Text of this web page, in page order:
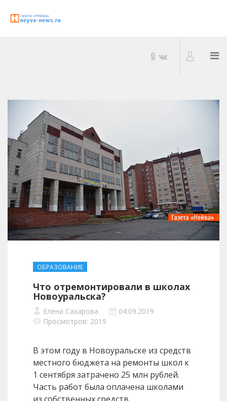
ОБРАЗОВАНИЕ
Что отремонтировали в школах
Новоуральска?
Елена Сахарова
04.09.2019
Просмотров: 2019
В этом году в Новоуральске из средств
местного бюджета на ремонты школ к
1 сентября затрачено 25 млн рублей.
Часть работ была оплачена школами